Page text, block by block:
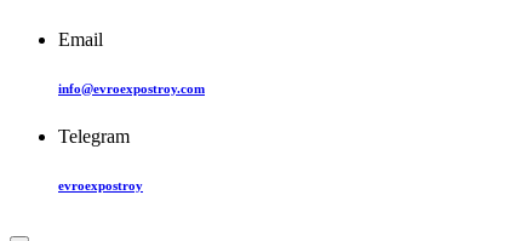
Email
info@evroexpostroy.com
Telegram
evroexpostroy